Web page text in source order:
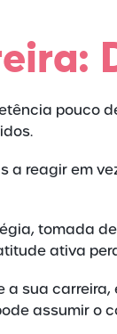
pouco
a reagir em
tomada
ativa
sua
assumir